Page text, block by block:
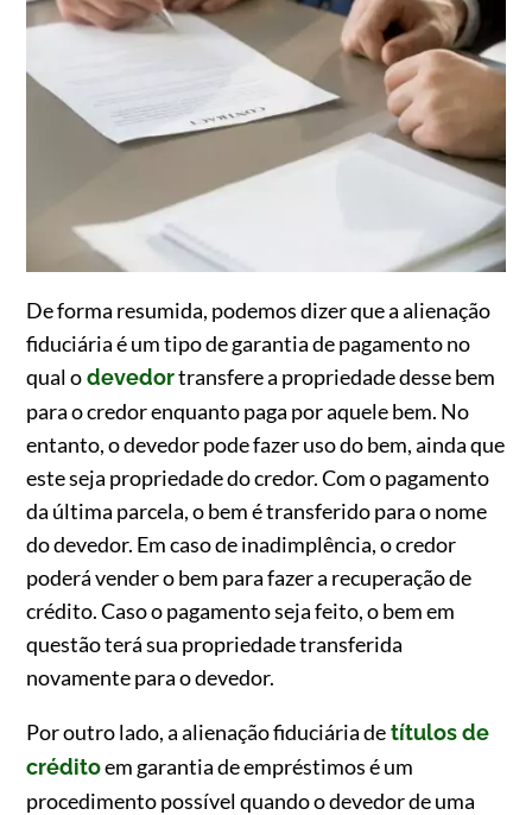
De forma resumida, podemos dizer que a alienação
fiduciária é um tipo de garantia de pagamento no
qual odevedortransfere a propriedade desse bem
para o credor enquanto paga por aquele bem. No
entanto, o devedor pode fazer uso do bem, ainda que
este seja propriedade do credor. Com o pagamento
da última parcela, o bem é transferido para o nome
do devedor. Em caso de inadimplência, o credor
poderá vender o bem para fazer a recuperação de
crédito. Caso o pagamento seja feito, o bem em
questão terá sua propriedade transferida
novamente para o devedor.
Por outro lado, a alienação fiduciária detítulos de
créditoem garantia de empréstimos é um
procedimento possível quando o devedor de uma